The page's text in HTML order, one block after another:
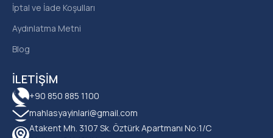
İLETIŞIM
+90 850 885 1100
mahlasyayinlari@gmail.com
Atakent Mh. 3107 Sk. Öztürk Apartmanı No:1/C
İptal ve İade Koşulları
Aydınlatma Metni
Blog